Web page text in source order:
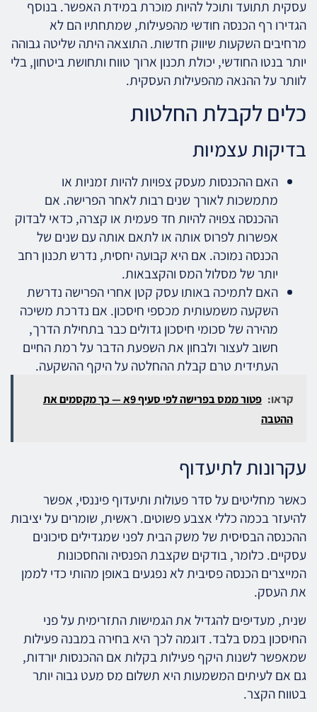
עסקית תתועד ותוכל להיות מוכרת במידת האפשר. בנוסף
הגדירו רף הכנסה חודשי מהפעילות, שמתחתיו הם לא
מרחיבים השקעות שיווק חדשות. התוצאה היתה שליטה גבוהה
יותר בנטו החודשי, יכולת תכנון ארוך טווח ותחושת ביטחון, בלי
לוותר על ההנאה מהפעילות העסקית.
כלים לקבלת החלטות
בדיקות עצמיות
האם ההכנסות מעסק צפויות להיות זמניות או
מתמשכות לאורך שנים רבות לאחר הפרישה. אם
ההכנסה צפויה להיות חד פעמית או קצרה, כדאי לבדוק
אפשרות לפרוס אותה או לתאם אותה עם שנים של
הכנסה נמוכה. אם היא קבועה יחסית, נדרש תכנון רחב
יותר של מסלול המס והקצבאות.
האם לתמיכה באותו עסק קטן אחרי הפרישה נדרשת
השקעה משמעותית מכספי חיסכון. אם נדרכת משיכה
מהירה של סכומי חיסכון גדולים כבר בתחילת הדרך,
חשוב לעצור ולבחון את השפעת הדבר על רמת החיים
העתידית טרם קבלת ההחלטה על היקף ההשקעה.
קראו:
פטור ממס בפרישה לפי סעיף 9א — כך מקסמים את
ההטבה
עקרונות לתיעדוף
כאשר מחליטים על סדר פעולות ותיעדוף פיננסי, אפשר
להיעזר בכמה כללי אצבע פשוטים. ראשית, שומרים על יציבות
ההכנסה הבסיסית של משק הבית לפני שמגדילים סיכונים
עסקיים. כלומר, בודקים שקצבת הפנסיה והחסכונות
המייצרים הכנסה פסיבית לא נפגעים באופן מהותי כדי לממן
את העסק.
שנית, מעדיפים להגדיל את הגמישות התזרימית על פני
החיסכון במס בלבד. דוגמה לכך היא בחירה במבנה פעילות
שמאפשר לשנות היקף פעילות בקלות אם ההכנסות יורדות,
גם אם לעיתים המשמעות היא תשלום מס מעט גבוה יותר
בטווח הקצר.